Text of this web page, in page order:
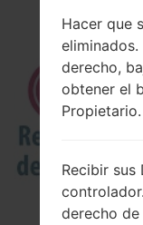
Hacer que
derecho,
obtener el
Propietario.
Recibir
derecho